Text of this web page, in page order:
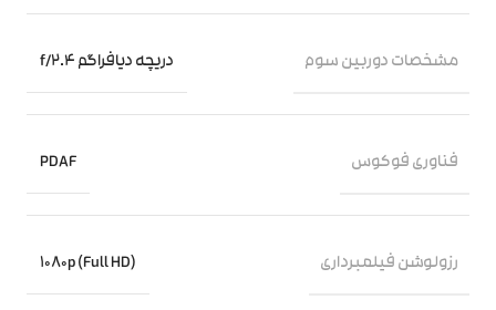
مشخصات دوربین سوم دریچه دیافراگم f/2.4
فناوری فوکوس PDAF
رزولوشن فیلمبرداری 1080p (Full HD)